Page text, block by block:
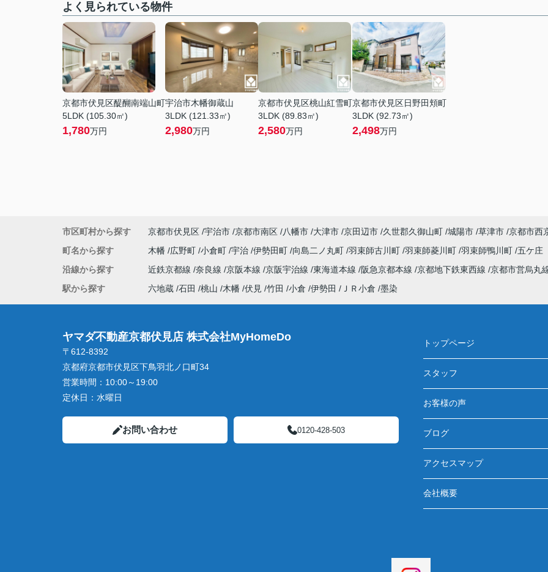
よく見られている物件
京都市伏見区醍醐南端山町
5LDK (105.30㎡)
1,780万円
宇治市木幡御蔵山
3LDK (121.33㎡)
2,980万円
京都市伏見区桃山紅雪町
3LDK (89.83㎡)
2,580万円
京都市伏見区日野田頬町
3LDK (92.73㎡)
2,498万円
市区町村から探す 京都市伏見区 宇治市 京都市南区 八幡市 大津市 京田辺市 久世郡久御山町 城陽市 草津市 京都市西
町名から探す
木幡 広野町 小倉町 宇治 伊勢田町 向島二ノ丸町 羽束師古川町 羽束師菱川町 羽束師鴨川町 五ケ庄
沿線から探す
近鉄京都線 奈良線 京阪本線 京阪宇治線 東海道本線 阪急京都本線 京都地下鉄東西線 京都市営烏丸
駅から探す
六地蔵 石田 桃山 木幡 伏見 竹田 小倉 伊勢田 ＪＲ小倉 墨染
ヤマダ不動産京都伏見店 株式会社MyHomeDo
〒612-8392
京都府京都市伏見区下鳥羽北ノ口町34
営業時間： 10:00～19:00
定休日： 水曜日
お問い合わせ 0120-428-503
トップページ
スタッフ
お客様の声
ブログ
アクセスマップ
会社概要